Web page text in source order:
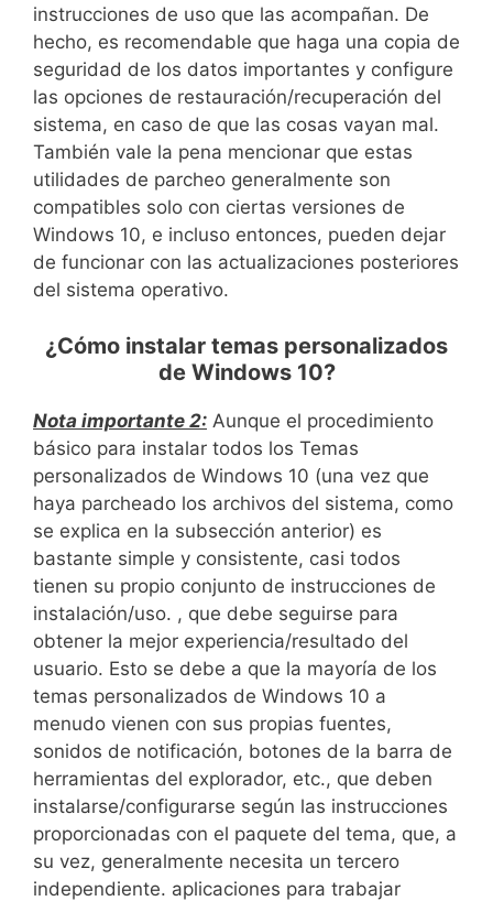
instrucciones de uso que las acompañan. De
hecho, es recomendable que haga una copia de
seguridad de los datos importantes y configure
las opciones de restauración/recuperación del
sistema, en caso de que las cosas vayan mal.
También vale la pena mencionar que estas
utilidades de parcheo generalmente son
compatibles solo con ciertas versiones de
Windows 10, e incluso entonces, pueden dejar
de funcionar con las actualizaciones posteriores
del sistema operativo.
¿Cómo instalar temas personalizados
de Windows 10?
Nota importante 2: Aunque el procedimiento
básico para instalar todos los Temas
personalizados de Windows 10 (una vez que
haya parcheado los archivos del sistema, como
se explica en la subsección anterior) es
bastante simple y consistente, casi todos
tienen su propio conjunto de instrucciones de
instalación/uso. , que debe seguirse para
obtener la mejor experiencia/resultado del
usuario. Esto se debe a que la mayoría de los
temas personalizados de Windows 10 a
menudo vienen con sus propias fuentes,
sonidos de notificación, botones de la barra de
herramientas del explorador, etc., que deben
instalarse/configurarse según las instrucciones
proporcionadas con el paquete del tema, que, a
su vez, generalmente necesita un tercero
independiente. aplicaciones para trabajar